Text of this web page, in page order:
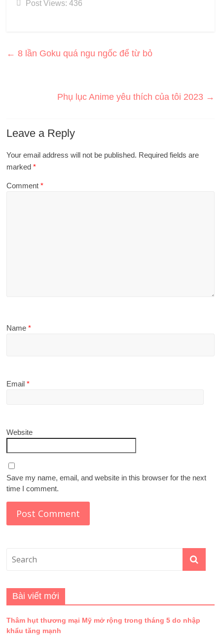
Post Views: 436
← 8 lần Goku quá ngu ngốc để từ bỏ
Phụ lục Anime yêu thích của tôi 2023 →
Leave a Reply
Your email address will not be published. Required fields are
marked*
Comment*
Name*
Email*
Website
Save my name, email, and website in this browser for the next
time I comment.
Bài viết mới
Thâm hụt thương mại Mỹ mở rộng trong tháng 5 do nhập
khẩu tăng mạnh